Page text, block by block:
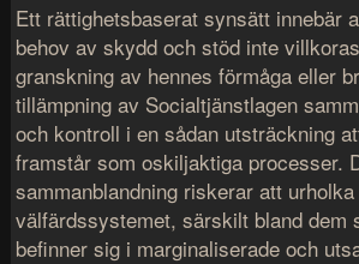
Ett rättighetsbaserat synsätt innebär
behov av skydd och stöd inte
granskning av hennes förmåga eller
tillämpning av Socialtjänstlagen
och kontroll i en sådan utsträckning
framstår som oskiljaktiga processer.
sammanblandning riskerar att
välfärdssystemet, särskilt bland dem
befinner sig i marginaliserade och